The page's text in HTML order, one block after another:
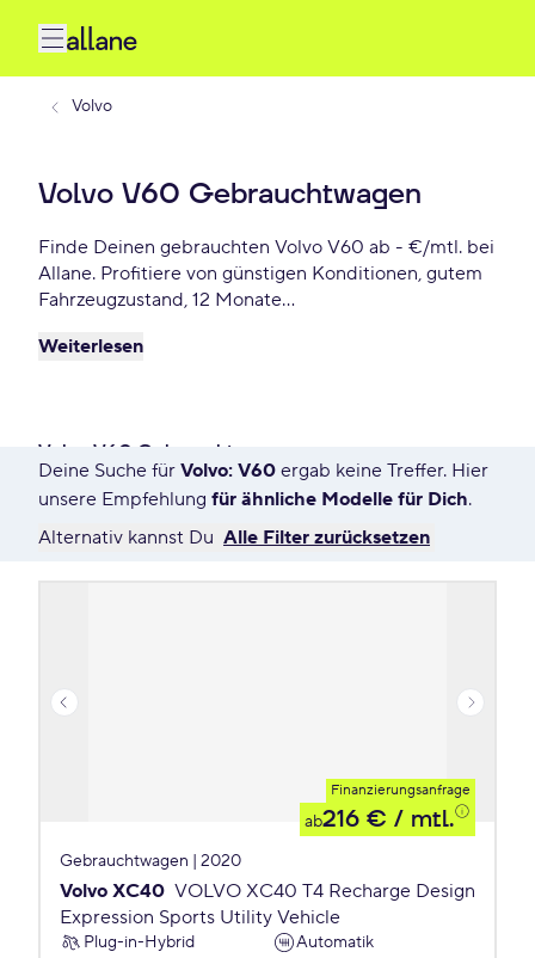
Volvo
Volvo V60 Gebrauchtwagen
Finde Deinen gebrauchten Volvo V60 ab - €/mtl. bei
Allane. Profitiere von günstigen Konditionen, gutem
Fahrzeugzustand, 12 Monate
Vorteile. Reserviere Dir Deinen Wunsch-Volvo V60
Weiterlesen
Volvo V60 Gebrauchtwagen
10 Angebote für Deine Suche
Deine Suche für Volvo: V60 ergab keine Treffer. Hier
unsere Empfehlung für ähnliche Modelle für Dich.
Alternativ kannst Du Alle Filter zurücksetzen
Finanzierungsanfrage
ab216 € / mtl.
Gebrauchtwagen | 2020
Volvo XC40 VOLVO XC40 T4 Recharge Design
Expression Sports Utility Vehicle
Plug-in-Hybrid
Automatik